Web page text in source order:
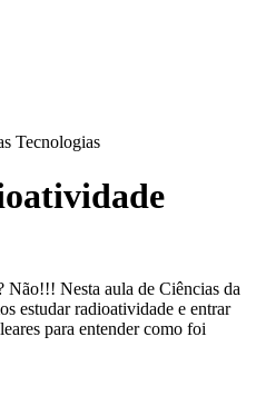
Tecnologias
Não!!! Nesta aula de Ciências da
estudar radioatividade e entrar
para entender como foi